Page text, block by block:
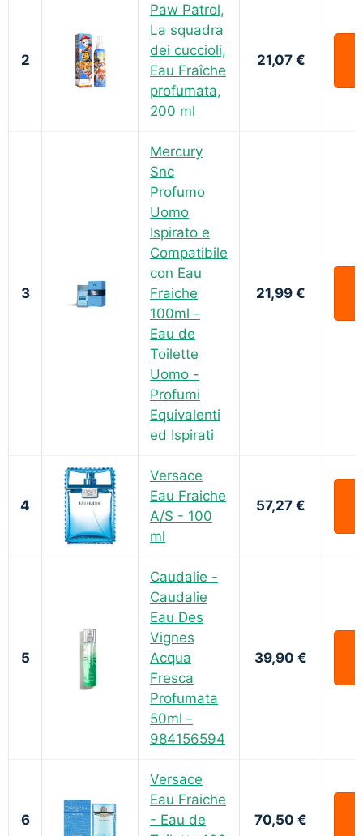
2
Paw Patrol,
La squadra
dei cuccioli,
Eau Fraîche
profumata,
200 ml
21,07 €
3
Mercury
Snc
Profumo
Uomo
Ispirato e
Compatibile
con Eau
Fraiche
100ml -
Eau de
Toilette
Uomo -
Profumi
Equivalenti
ed Ispirati
21,99 €
4
Versace
Eau Fraiche
A/S - 100
ml
57,27 €
5
Caudalie -
Caudalie
Eau Des
Vignes
Acqua
Fresca
Profumata
50ml -
984156594
39,90 €
6
Versace
Eau Fraiche
- Eau de
70,50 €